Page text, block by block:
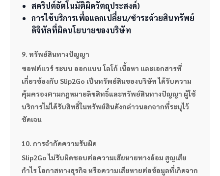
สคริปต์อัตโนมัติผิดวัตถุประสงค์)
การใช้บริการเพื่อแลกเปลี่ยน/ชำระด้วยสินทรัพย์
ดิจิทัลที่ผิดนโยบายของบริษัท
9. ทรัพย์สินทางปัญญา
ซอฟต์แวร์ ระบบ ออกแบบ โลโก้ เนื้อหา และเอกสารที่
เกี่ยวข้องกับ Slip2Go เป็นทรัพย์สินของบริษัท ได้รับความ
คุ้มครองตามกฎหมายลิขสิทธิ์และทรัพย์สินทางปัญญา ผู้ใช้
บริการไม่ได้รับสิทธิ์ในทรัพย์สินดังกล่าวนอกจากที่ระบุไว้
ชัดเจน
10. การจำกัดความรับผิด
Slip2Go ไม่รับผิดชอบต่อความเสียหายทางอ้อม สูญเสีย
กำไร โอกาสทางธุรกิจ หรือความเสียหายต่อข้อมูลที่เกิดจาก